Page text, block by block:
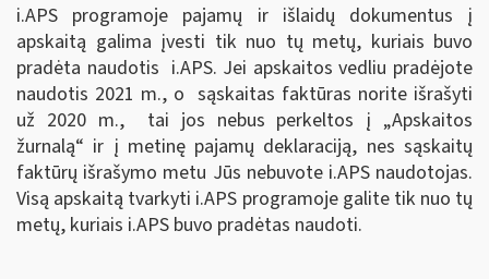
i.APS programoje pajamų ir išlaidų dokumentus į
apskaitą galima įvesti tik nuo tų metų, kuriais buvo
pradėta naudotis i.APS. Jei apskaitos vedliu pradėjote
naudotis 2021 m., o sąskaitas faktūras norite išrašyti
už 2020 m., tai jos nebus perkeltos į „Apskaitos
žurnalą“ ir į metinę pajamų deklaraciją, nes sąskaitų
faktūrų išrašymo metu Jūs nebuvote i.APS naudotojas.
Visą apskaitą tvarkyti i.APS programoje galite tik nuo tų
metų, kuriais i.APS buvo pradėtas naudoti.